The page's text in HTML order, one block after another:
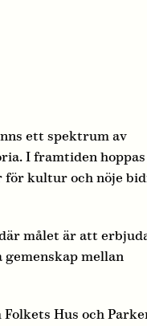
ett spektrum av
I framtiden
för kultur och nöje
målet är att
mellan
Hus och